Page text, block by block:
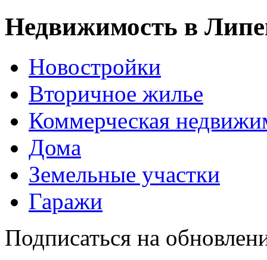
Недвижимость в
Новостройки
Вторичное жилье
Коммерческая
Дома
Земельные участки
Гаражи
Подписаться на